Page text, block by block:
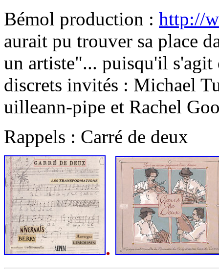
Bémol production : http://
aurait pu trouver sa place
un artiste"... puisqu'il s'agit
discrets invités : Michael
uilleann-pipe et Rachel
Rappels : Carré de deux
.